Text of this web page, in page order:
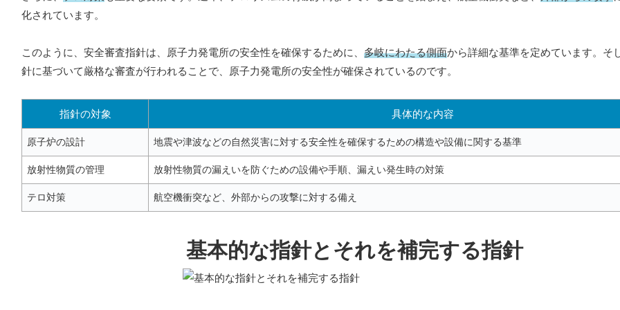
化されています。
このように、安全審査指針は、原子力発電所の安全性を確保するために、 多岐にわたる側面から詳細な基準を定めています。そ
針に基づいて厳格な審査が行われることで、原子力発電所の安全性が確保されているのです。
指針の対象 具体的な内容
原子炉の設計 地震や津波などの自然災害に対する安全性を確保するための構造や設備に関する基準
放射性物質の管理 放射性物質の漏えいを防ぐための設備や手順、漏えい発生時の対策
テロ対策 航空機衝突など、外部からの攻撃に対する備え
基本的な指針とそれを補完する指針